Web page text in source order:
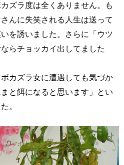
ズラ度は全くありません。も
んに失笑される人生は送って
を誘いました。さらに「ウツ
らチョッカイ出してました
カズラ女に遭遇しても気づか
と餌になると思います」とい
。